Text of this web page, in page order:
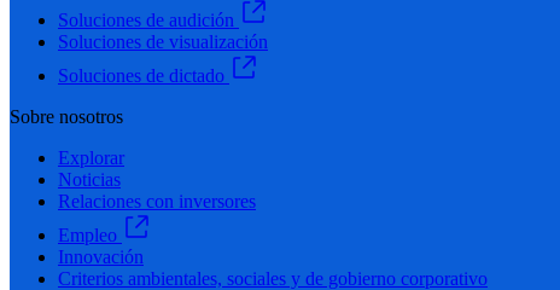
Soluciones de audición
Soluciones de visualización
Soluciones de dictado
Sobre nosotros
Explorar
Noticias
Relaciones con inversores
Empleo
Innovación
Criterios ambientales, sociales y de gobierno corporativo